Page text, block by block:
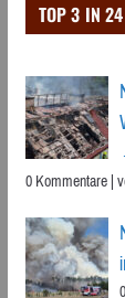
TOP 3 IN 24
0 Kommentare|